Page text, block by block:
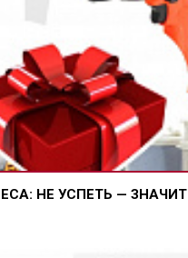
НЕ УСПЕТЬ — ЗНАЧИТ